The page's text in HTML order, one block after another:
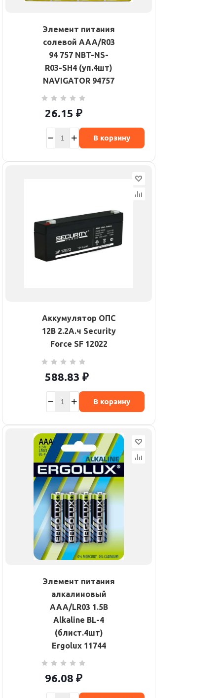
Элемент питания
солевой AAA/R03
94 757 NBT-NS-
R03-SH4 (уп.4шт)
NAVIGATOR 94757
26.15 ₽
В корзину
Аккумулятор ОПС
12В 2.2А.ч Security
Force SF 12022
588.83 ₽
В корзину
Элемент питания
алкалиновый
AAA/LR03 1.5В
Alkaline BL-4
(блист.4шт)
Ergolux 11744
96.08 ₽